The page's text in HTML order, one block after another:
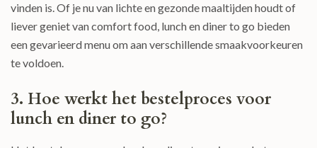
vinden is. Of je nu van lichte en gezonde maaltijden houdt of
liever geniet van comfort food, lunch en diner to go bieden
een gevarieerd menu om aan verschillende smaakvoorkeuren
te voldoen.
3. Hoe werkt het bestelproces voor
lunch en diner to go?